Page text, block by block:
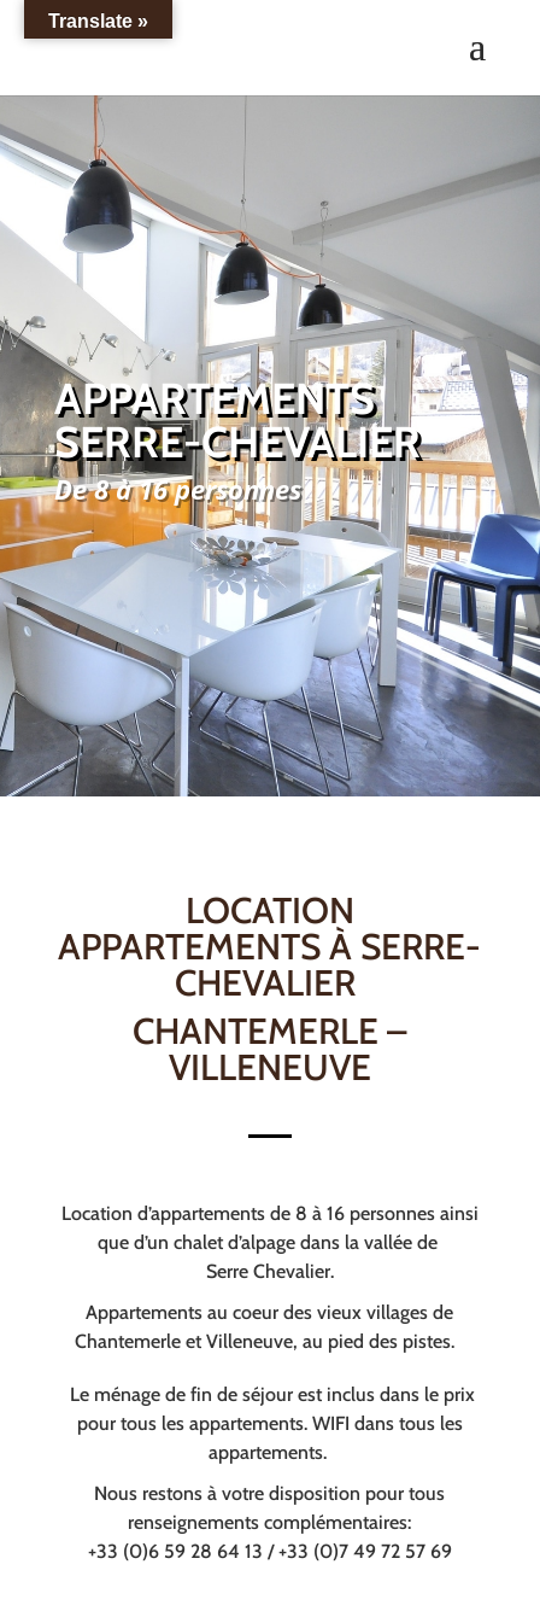
APPARTEMENTS
SERRE-CHEVALIER
De 8 à 16 personnes
LOCATION
APPARTEMENTS À SERRE-
CHEVALIER
CHANTEMERLE –
VILLENEUVE
Location d’appartements de 8 à 16 personnes ainsi
que d’un chalet d’alpage dans la vallée de
Serre Chevalier.
Appartements au coeur des vieux villages de
Chantemerle et Villeneuve, au pied des pistes.
Le ménage de fin de séjour est inclus dans le prix
pour tous les appartements. WIFI dans tous les
appartements.
Nous restons à votre disposition pour tous
renseignements complémentaires:
+33 (0)6 59 28 64 13 / +33 (0)7 49 72 57 69
Translate »